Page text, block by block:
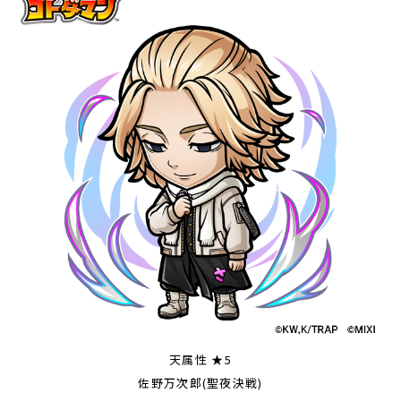
天属性 ★5
佐野万次郎(聖夜決戦)